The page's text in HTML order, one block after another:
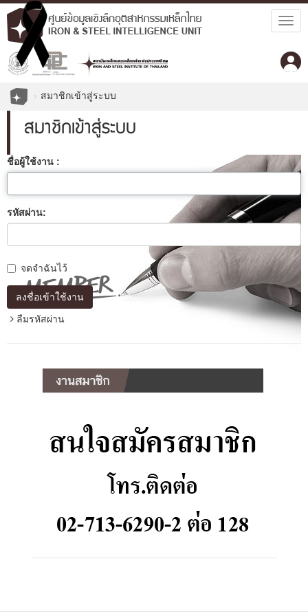
สมาชิกเข้าสู่ระบบ
สมาชิกเข้าสู่ระบบ
ชื่อผู้ใช้งาน :
รหัสผ่าน:
จดจำฉันไว้
ลงชื่อเข้าใช้งาน
ลืมรหัสผ่าน